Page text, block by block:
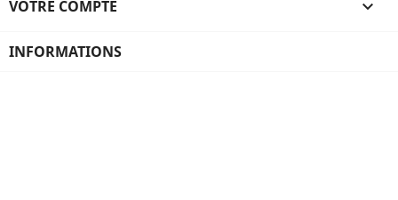
VOTRE COMPTE 
INFORMATIONS